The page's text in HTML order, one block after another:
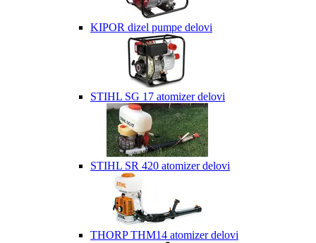
KIPOR dizel pumpe delovi
STIHL SG 17 atomizer delovi
STIHL SR 420 atomizer delovi
THORP THM14 atomizer delovi